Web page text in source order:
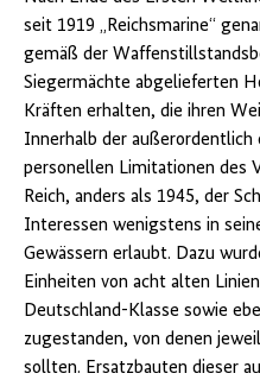
seit 1919 „Reichsmarine“
gemäß der
Siegermächte abgelieferten
Kräften erhalten, die ihren
Innerhalb der außerordentlich
personellen Limitationen des
Reich, anders als 1945, der
Interessen wenigstens in
Gewässern erlaubt. Dazu
Einheiten von acht alten
Deutschland-Klasse sowie
zugestanden, von denen
sollten. Ersatzbauten dieser